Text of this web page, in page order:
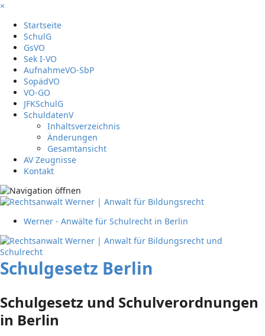
×
Startseite
SchulG
GsVO
Sek I-VO
AufnahmeVO-SbP
SopädVO
VO-GO
JFKSchulG
SchuldatenV
Inhaltsverzeichnis
Änderungen
Gesamtansicht
AV Zeugnisse
Kontakt
Werner - Anwälte für Schulrecht in Berlin
Schulgesetz Berlin
Schulgesetz und Schulverordnungen
in Berlin